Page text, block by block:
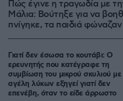
Πώς έγινε η τραγωδία με
Μάλια: Βούτηξε για να
πνίγηκε, τα παιδιά
Γιατί δεν έσωσα το κουτάβι: Ο
ερευνητής που κατέγραφε τη
συμβίωση του μικρού σκυλιού με
αγέλη λύκων εξηγεί γιατί δεν
επενέβη, όταν το είδε άρρωστο